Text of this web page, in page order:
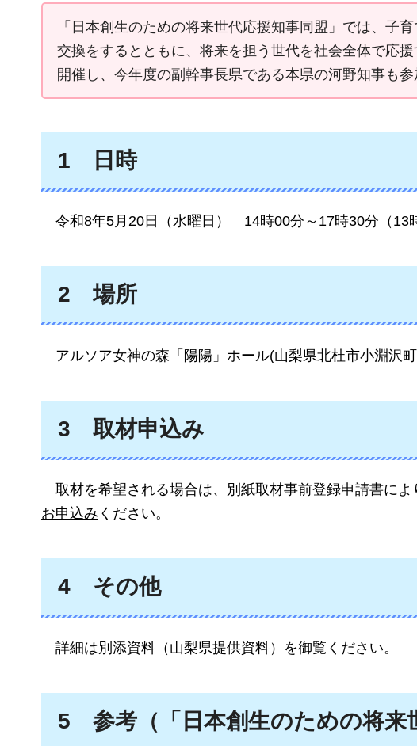
「日本創生のための将来世代応援知事同盟」では、子
交換をするとともに、将来を担う世代を社会全体で応
開催し、今年度の副幹事長県である本県の河野知事も参
1 日時
令和8年5月20日（水曜日） 14時00分～17時30分（13
2 場所
アルソア女神の森「陽陽」ホール(山梨県北杜市小淵沢
3 取材申込み
取材を希望される場合は、別紙取材事前登録申請書によ
お申込み ください。
4 その他
詳細は別添資料（山梨県提供資料）を御覧ください。
5 参考（「日本創生のための将来